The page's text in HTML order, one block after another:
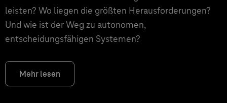
leisten? Wo liegen die größten Herausforderungen?
Und wie ist der Weg zu autonomen,
entscheidungsfähigen Systemen?
Mehr lesen